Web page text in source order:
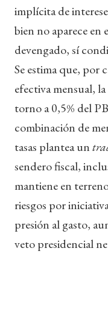
implícita de
bien no aparece en
devengado, sí
Se estima que, por
efectiva mensual,
torno a 0,5% del
combinación de
tasas plantea un
sendero fiscal,
mantiene en
riesgos por
presión al gasto,
veto presidencial